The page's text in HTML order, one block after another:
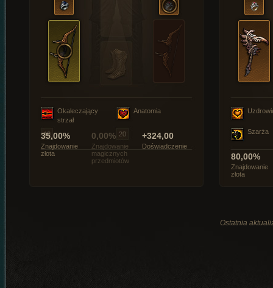
Okaleczający
strzał
Anatomia
35,00%
Znajdowanie
złota
0,00%
Znajdowanie
magicznych
przedmiotów
+324,00
Doświadczenie
Szarża
80,00%
Znajdowanie
złota
Ostatnia